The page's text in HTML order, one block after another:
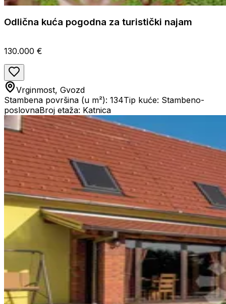
Odlična kuća pogodna za turistički najam
130.000 €
Vrginmost, Gvozd
Stambena površina (u m²): 134Tip kuće: Stambeno-
poslovnaBroj etaža: Katnica